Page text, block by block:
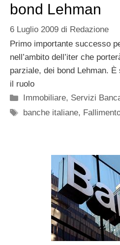
bond Lehman
6 Luglio 2009 di Redazione
Primo importante successo
nell’ambito dell’iter che
parziale, dei bond Lehman.
il ruolo
Categorie
Immobiliare, Servizi
Tag
banche italiane,